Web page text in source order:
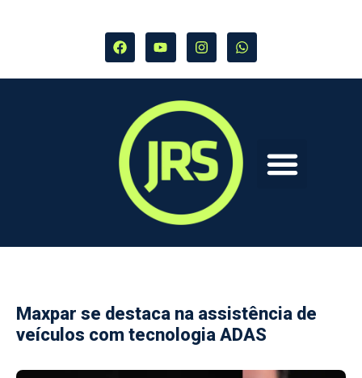
Maxpar se destaca na assistência de
veículos com tecnologia ADAS